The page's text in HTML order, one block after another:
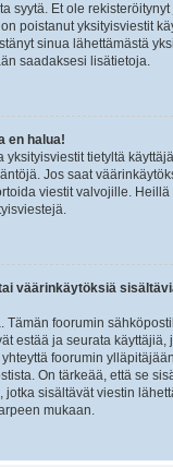
syytä. Et ole
poistanut yksityisviestit
sinua lähettämästä
saadaksesi lisätietoja.
en halua!
yksityisviestit tietyltä
Jos saat
viestit valvojille.
väärinkäytöksiä
Tämän foorumin
estää ja seurata käyttäjiä,
foorumin
On tärkeää, että se
jotka sisältävät viestin
mukaan.